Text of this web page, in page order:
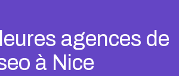
agences de
à Nice